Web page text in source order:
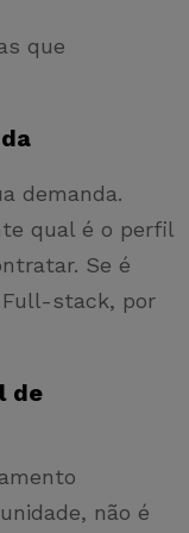
que
demanda.
qual é o perfil
Se é
stack, por
de
não é